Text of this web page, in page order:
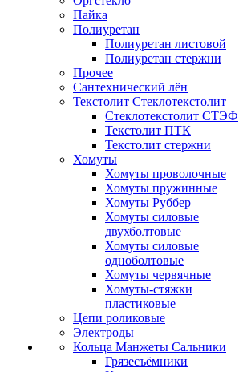
Пайка
Полиуретан
Полиуретан листовой
Полиуретан стержни
Прочее
Сантехнический лён
Текстолит Стеклотекстолит
Стеклотекстолит СТЭФ
Текстолит ПТК
Текстолит стержни
Хомуты
Хомуты проволочные
Хомуты пружинные
Хомуты Руббер
Хомуты силовые
двухболтовые
Хомуты силовые
одноболтовые
Хомуты червячные
Хомуты-стяжки
пластиковые
Цепи роликовые
Электроды
Кольца Манжеты Сальники
Грязесъёмники